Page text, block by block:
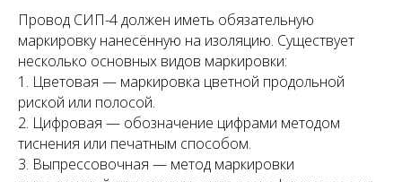
Провод СИП-4 должен иметь обязательную
маркировку нанесённую на изоляцию. Существует
несколько основных видов маркировки:
1. Цветовая — маркировка цветной продольной
риской или полосой.
2. Цифровая — обозначение цифрами методом
тиснения или печатным способом.
3. Выпрессовочная — метод маркировки